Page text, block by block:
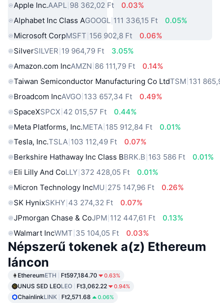
Apple Inc.AAPL 98 362,02 Ft
0.03%
Alphabet Inc Class AGOOGL 111 336,15 Ft
0.05%
Microsoft CorpMSFT 156 902,8 Ft
0.06%
SilverSILVER 19 964,79 Ft
3.05%
Amazon.com IncAMZN 86 111,79 Ft
0.14%
Taiwan Semiconductor Manufacturing Co LtdTSM 131
Broadcom IncAVGO 133 657,34 Ft
0.49%
SpaceXSPCX 42 015,57 Ft
0.44%
Meta Platforms, Inc.META 185 912,84 Ft
0.01%
Tesla, Inc.TSLA 103 112,49 Ft
0.07%
Berkshire Hathaway Inc Class BBRK.B 163 586 Ft
0.01%
Eli Lilly And CoLLY 372 428,05 Ft
0.01%
Micron Technology IncMU 275 147,96 Ft
0.26%
SK HynixSKHY 43 274,32 Ft
0.07%
JPmorgan Chase & CoJPM 112 447,61 Ft
0.13%
Walmart IncWMT 35 104,05 Ft 0.03%
Népszerű tokenek a(z) Ethereum
láncon
EthereumETH Ft597,184.70 0.63%
UNUS SED LEOLEO Ft3,062.22 0.94%
ChainlinkLINK Ft2,571.68 0.06%